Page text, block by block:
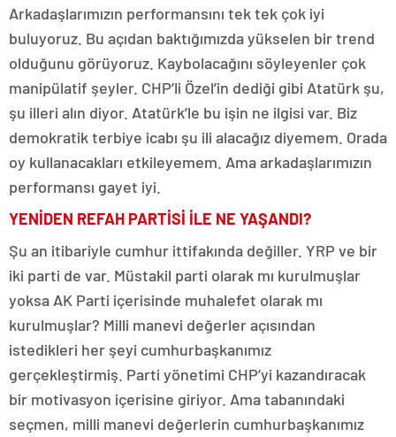
Arkadaşlarımızın performansını tek tek çok iyi
buluyoruz. Bu açıdan baktığımızda yükselen bir trend
olduğunu görüyoruz. Kaybolacağını söyleyenler çok
manipülatif şeyler. CHP’li Özel’in dediği gibi Atatürk şu,
şu illeri alın diyor. Atatürk’le bu işin ne ilgisi var. Biz
demokratik terbiye icabı şu ili alacağız diyemem. Orada
oy kullanacakları etkileyemem. Ama arkadaşlarımızın
performansı gayet iyi.
YENİDEN REFAH PARTİSİ İLE NE YAŞANDI?
Şu an itibariyle cumhur ittifakında değiller. YRP ve bir
iki parti de var. Müstakil parti olarak mı kurulmuşlar
yoksa AK Parti içerisinde muhalefet olarak mı
kurulmuşlar? Milli manevi değerler açısından
istedikleri her şeyi cumhurbaşkanımız
gerçekleştirmiş. Parti yönetimi CHP’yi kazandıracak
bir motivasyon içerisine giriyor. Ama tabanındaki
seçmen, milli manevi değerlerin cumhurbaşkanımız